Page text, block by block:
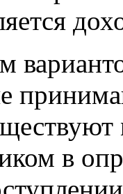
в